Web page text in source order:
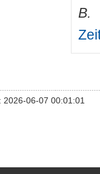
B.
2026-06-07 00:01:01